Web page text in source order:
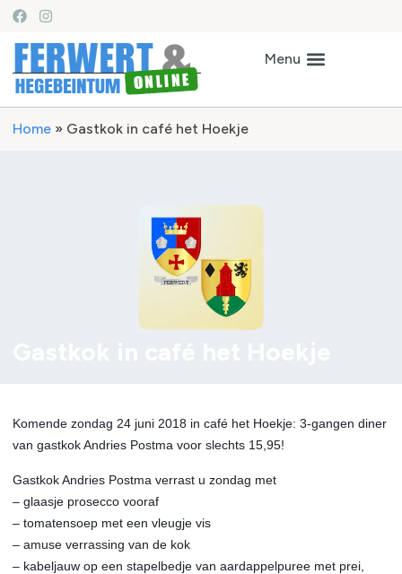
Home » Gastkok in café het Hoekje
Komende zondag 24 juni 2018 in café het Hoekje: 3-gangen diner
van gastkok Andries Postma voor slechts 15,95!
Gastkok Andries Postma verrast u zondag met
– glaasje prosecco vooraf
– tomatensoep met een vleugje vis
– amuse verrassing van de kok
– kabeljauw op een stapelbedje van aardappelpuree met prei,